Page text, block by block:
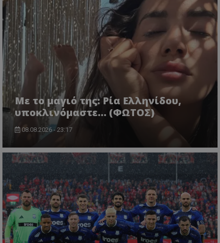
Με το μαγιό της: Ρία Ελληνίδου,
υποκλινόμαστε… (ΦΩΤΟΣ)
08.08.2026 - 23:17